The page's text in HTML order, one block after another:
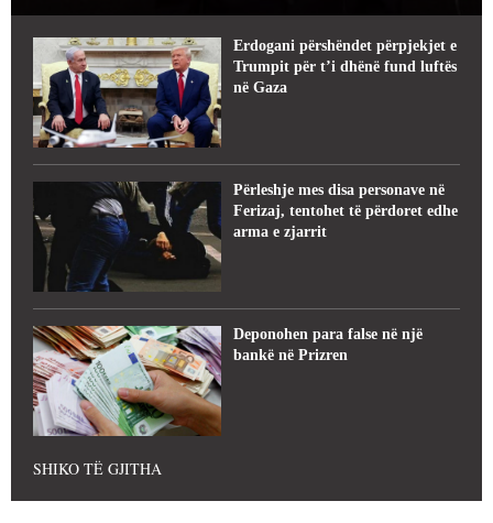
Erdogani përshëndet përpjekjet e
Trumpit për t’i dhënë fund luftës
në Gaza
Përleshje mes disa personave në
Ferizaj, tentohet të përdoret edhe
arma e zjarrit
Deponohen para false në një
bankë në Prizren
SHIKO TË GJITHA